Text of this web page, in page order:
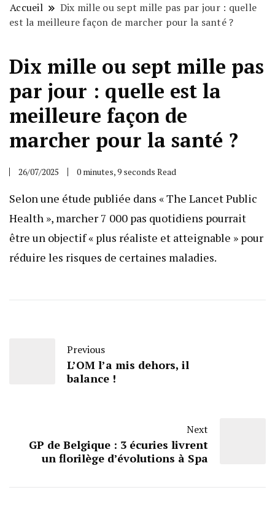
Accueil
Dix mille ou sept mille pas par jour : quelle
est la meilleure façon de marcher pour la santé ?
Dix mille ou sept mille pas
par jour : quelle est la
meilleure façon de
marcher pour la santé ?
26/07/2025 0 minutes, 9 seconds Read
Selon une étude publiée dans « The Lancet Public
Health », marcher 7 000 pas quotidiens pourrait
être un objectif « plus réaliste et atteignable » pour
réduire les risques de certaines maladies.
Previous
L’OM l’a mis dehors, il
balance !
Next
GP de Belgique : 3 écuries livrent
un florilège d’évolutions à Spa